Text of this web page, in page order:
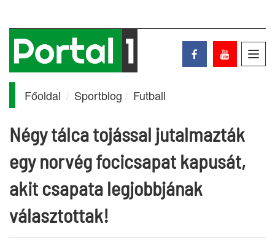
Főoldal Sportblog Futball
Négy tálca tojással jutalmazták
egy norvég focicsapat kapusát,
akit csapata legjobbjának
választottak!